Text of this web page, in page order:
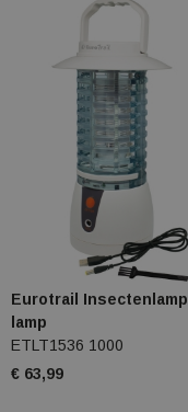
Eurotrail Insectenlamp
lamp
ETLT1536 1000
€ 63,99